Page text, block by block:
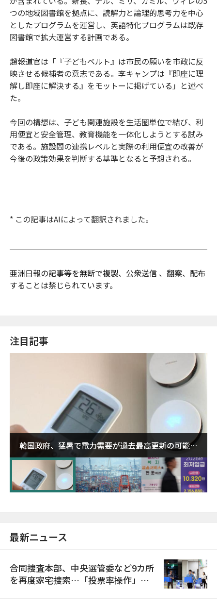
つの地域図書館を拠点に、読解力と論理的思考力を中心
としたプログラムを運営し、英語特化プログラムは既存
図書館で拡大運営する計画である。
趙報道官は「『子どもベルト』は市民の願いを市政に反
映させる候補者の意志である。李キャンプは『即座に理
解し即座に解決する』をモットーに掲げている」と述べ
た。
今回の構想は、子ども関連施設を生活圏単位で結び、利
用便宜と安全管理、教育機能を一体化しようとする試み
である。施設間の連携レベルと実際の利用便宜の改善が
今後の政策効果を判断する基準となると予想される。
* この記事はAIによって翻訳されました。
亜洲日報の記事等を無断で複製、公衆送信 、翻案、配布
することは禁じられています。
注目記事
韓国政府、猛暑で電力需要が過去最高更新の可能性
に需給対応体制を点検
最新ニュース
合同捜査本部、中央選管委など9カ所
を再度家宅捜索…「投票率操作」の